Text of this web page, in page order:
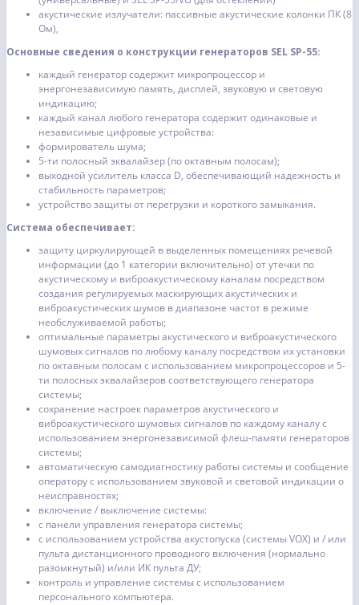
акустические излучатели: пассивные акустические колонки ПК (8
Ом),
Основные сведения о конструкции генераторов SEL SP-55:
каждый генератор содержит микропроцессор и
энергонезависимую память, дисплей, звуковую и световую
индикацию;
каждый канал любого генератора содержит одинаковые и
независимые цифровые устройства:
формирователь шума;
5-ти полосный эквалайзер (по октавным полосам);
выходной усилитель класса D, обеспечивающий надежность и
стабильность параметров;
устройство защиты от перегрузки и короткого замыкания.
Система обеспечивает:
защиту циркулирующей в выделенных помещениях речевой
информации (до 1 категории включительно) от утечки по
акустическому и виброакустическому каналам посредством
создания регулируемых маскирующих акустических и
виброакустических шумов в диапазоне частот в режиме
необслуживаемой работы;
оптимальные параметры акустического и виброакустического
шумовых сигналов по любому каналу посредством их установки
по октавным полосам с использованием микропроцессоров и 5-
ти полосных эквалайзеров соответствующего генератора
системы;
сохранение настроек параметров акустического и
виброакустического шумовых сигналов по каждому каналу с
использованием энергонезависимой флеш-памяти генераторов
системы;
автоматическую самодиагностику работы системы и сообщение
оператору с использованием звуковой и световой индикации о
неисправностях;
включение / выключение системы:
с панели управления генератора системы;
с использованием устройства акустопуска (системы VOX) и / или
пульта дистанционного проводного включения (нормально
разомкнутый) и/или ИК пульта ДУ;
контроль и управление системы с использованием
персонального компьютера.